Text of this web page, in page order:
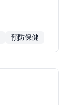
預防保健